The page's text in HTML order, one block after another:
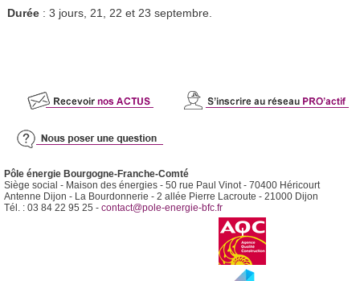
Durée : 3 jours, 21, 22 et 23 septembre.
Pôle énergie Bourgogne-Franche-Comté
Siège social - Maison des énergies - 50 rue Paul Vinot - 70400 Héricourt
Antenne Dijon - La Bourdonnerie - 2 allée Pierre Lacroute - 21000 Dijon
Tél. : 03 84 22 95 25 - contact@pole-energie-bfc.fr